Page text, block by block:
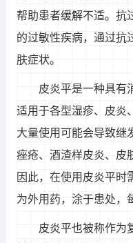
帮助患者缓解不适。抗
的过敏性疾病，通过抗
肤症状。
皮炎平是一种具有
适用于各型湿疹、皮炎
大量使用可能会导致继
痤疮、酒渣样皮炎、皮
因此，在使用皮炎平时
为外用药，涂于患处，
皮炎平也被称作为